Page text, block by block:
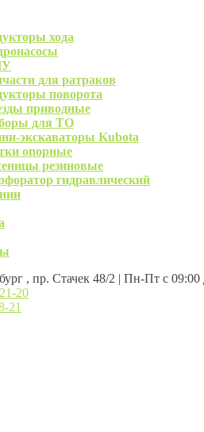
хода
для ратраков
поворота
приводные
для ТО
экскаваторы Kubota
опорные
резиновые
гидравлический
, пр. Стачек 48/2 | Пн-Пт с
20
21